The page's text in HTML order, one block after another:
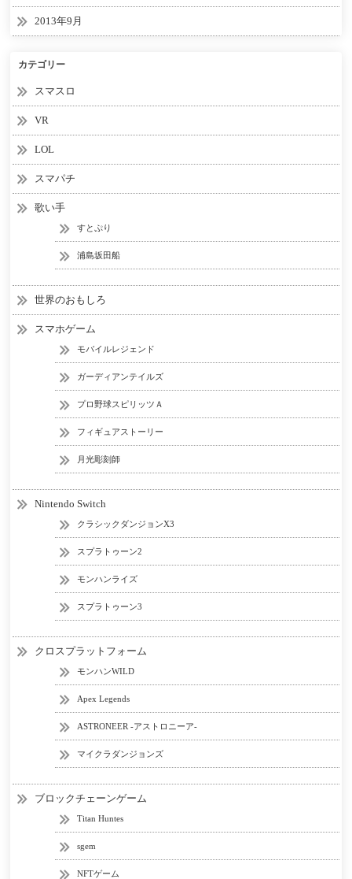
2013年9月
カテゴリー
スマスロ
VR
LOL
スマパチ
歌い手
すとぷり
浦島坂田船
世界のおもしろ
スマホゲーム
モバイルレジェンド
ガーディアンテイルズ
プロ野球スピリッツＡ
フィギュアストーリー
月光彫刻師
Nintendo Switch
クラシックダンジョンX3
スプラトゥーン2
モンハンライズ
スプラトゥーン3
クロスプラットフォーム
モンハンWILD
Apex Legends
ASTRONEER -アストロニーア-
マイクラダンジョンズ
ブロックチェーンゲーム
Titan Huntes
sgem
NFTゲーム